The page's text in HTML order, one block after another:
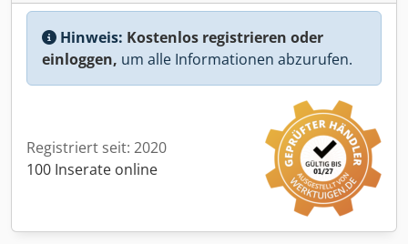
Hinweis: Kostenlos registrieren oder
einloggen, um alle Informationen abzurufen.
Registriert seit: 2020
100 Inserate online